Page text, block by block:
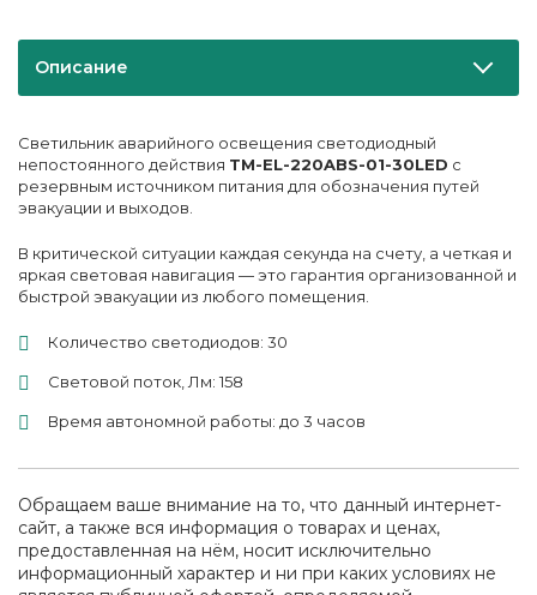
Описание
Светильник аварийного освещения светодиодный
непостоянного действия TM-EL-220ABS-01-30LED с
резервным источником питания для обозначения путей
эвакуации и выходов.
В критической ситуации каждая секунда на счету, а четкая и
яркая световая навигация — это гарантия организованной и
быстрой эвакуации из любого помещения.
Количество светодиодов: 30
Световой поток, Лм: 158
Время автономной работы: до 3 часов
Обращаем ваше внимание на то, что данный интернет-
сайт, а также вся информация о товарах и ценах,
предоставленная на нём, носит исключительно
информационный характер и ни при каких условиях не